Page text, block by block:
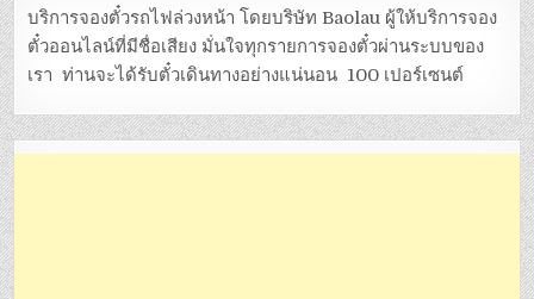
บริการจองตั๋วรถไฟล่วงหน้า โดยบริษัท Baolau ผู้ให้บริการจอง
ตั๋วออนไลน์ที่มีชื่อเสียง มั่นใจทุกรายการจองตั๋วผ่านระบบของ
เรา ท่านจะได้รับตั๋วเดินทางอย่างแน่นอน 100 เปอร์เซนต์